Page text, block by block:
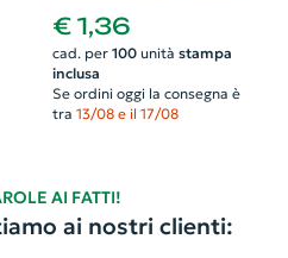
Possibilità di richiedere
anche il progetto grafico
€ 1,36
cad. per 100unità stampa
inclusa
Se ordini oggi la consegna è
tra 13/08 e il 17/08
AI FATTI!
ai nostri clienti: